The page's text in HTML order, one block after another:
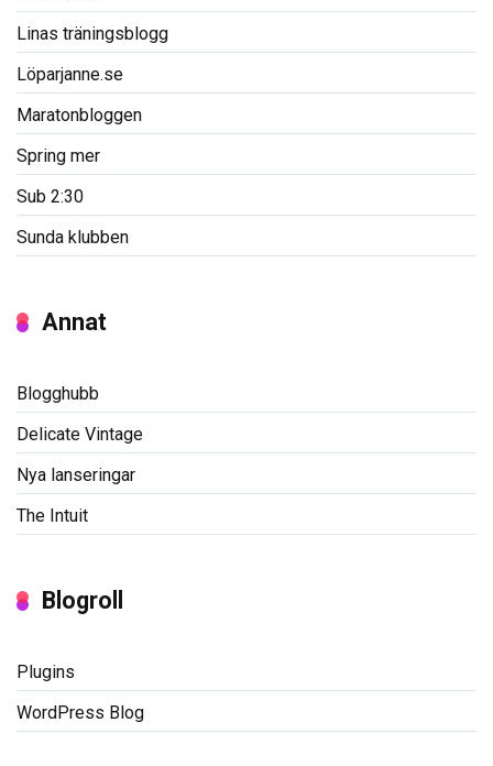
Linas träningsblogg
Löparjanne.se
Maratonbloggen
Spring mer
Sub 2:30
Sunda klubben
Annat
Blogghubb
Delicate Vintage
Nya lanseringar
The Intuit
Blogroll
Plugins
WordPress Blog